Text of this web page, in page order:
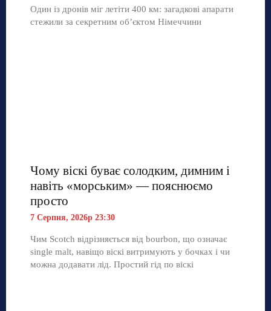
Один із дронів міг летіти 400 км: загадкові апарати
стежили за секретним об’єктом Німеччини
Чому віскі буває солодким, димним і
навіть «морським» — пояснюємо
просто
7 Серпня, 2026р 23:30
Чим Scotch відрізняється від bourbon, що означає
single malt, навіщо віскі витримують у бочках і чи
можна додавати лід. Простий гід по віскі